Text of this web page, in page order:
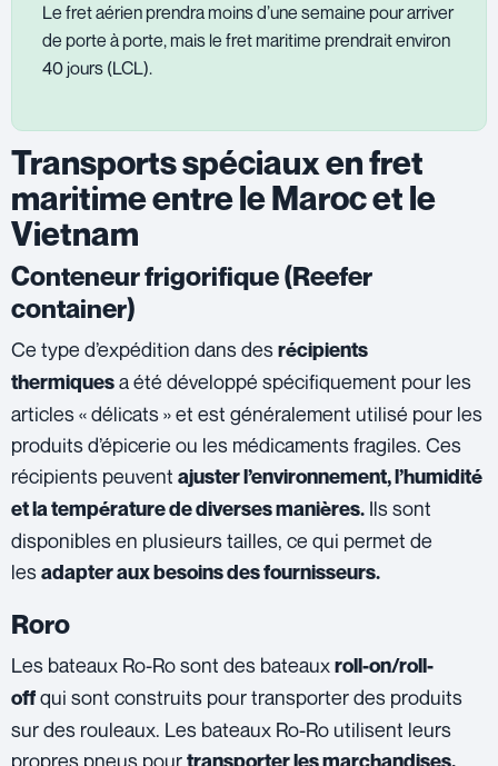
Le fret aérien prendra moins d’une semaine pour arriver
de porte à porte, mais le fret maritime prendrait environ
40 jours (LCL).
Transports spéciaux en fret
maritime entre le Maroc et le
Vietnam
Conteneur frigorifique (Reefer
container)
Ce type d’expédition dans desrécipients
thermiquesa été développé spécifiquement pour les
articles « délicats » et est généralement utilisé pour les
produits d’épicerie ou les médicaments fragiles. Ces
récipients peuvent ajuster l’environnement, l’humidité
et la température de diverses manières. Ils sont
disponibles en plusieurs tailles, ce qui permet de
lesadapter aux besoins des fournisseurs.
Roro
Les bateaux Ro-Ro sont des bateauxroll-on/roll-
offqui sont construits pour transporter des produits
sur des rouleaux. Les bateaux Ro-Ro utilisent leurs
propres pneus pourtransporter les marchandises,